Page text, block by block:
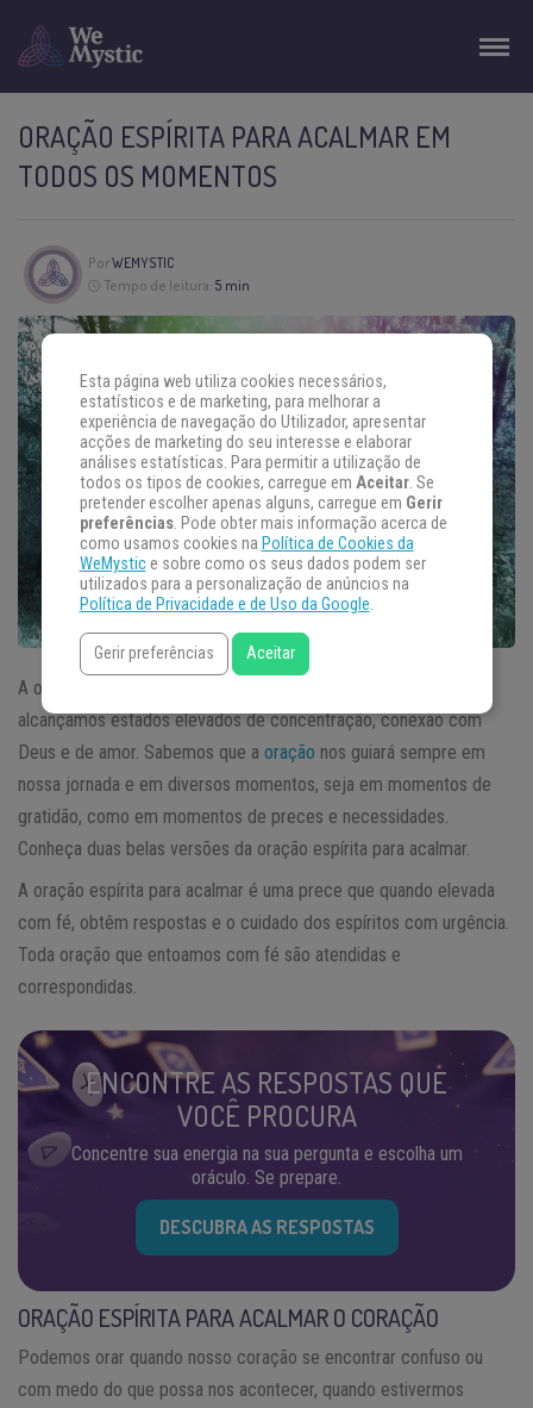
ORAÇÃO ESPÍRITA PARA ACALMAR EM
TODOS OS MOMENTOS
PorWEMYSTIC
Tempo de leitura: 5 min
A oração é o caminho da paz e da serenidade, por meio dela,
alcançamos estados elevados de concentração, conexão com
Deus e de amor. Sabemos que a oração nos guiará sempre em
nossa jornada e em diversos momentos, seja em momentos de
gratidão, como em momentos de preces e necessidades.
Conheça duas belas versões da oração espírita para acalmar.
A oração espírita para acalmar é uma prece que quando elevada
com fé, obtêm respostas e o cuidado dos espíritos com urgência.
Toda oração que entoamos com fé são atendidas e
correspondidas.
ENCONTRE AS RESPOSTAS QUE
VOCÊ PROCURA
Concentre sua energia na sua pergunta e escolha um
oráculo. Se prepare.
DESCUBRA AS RESPOSTAS
ORAÇÃO ESPÍRITA PARA ACALMAR O CORAÇÃO
Podemos orar quando nosso coração se encontrar confuso ou
com medo do que possa nos acontecer, quando estivermos
Esta página web utiliza cookies necessários,
estatísticos e de marketing, para melhorar a
experiência de navegação do Utilizador, apresentar
acções de marketing do seu interesse e elaborar
análises estatísticas. Para permitir a utilização de
todos os tipos de cookies, carregue em Aceitar. Se
pretender escolher apenas alguns, carregue em Gerir
preferências. Pode obter mais informação acerca de
como usamos cookies na Política de Cookies da
WeMystice sobre como os seus dados podem ser
utilizados para a personalização de anúncios na
Política de Privacidade e de Uso da Google.
Gerir preferências Aceitar